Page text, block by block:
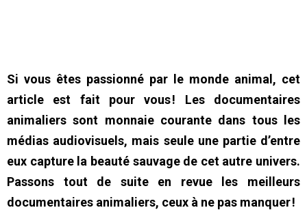
Si vous êtes passionné par le monde animal, cet
article est fait pour vous ! Les documentaires
animaliers sont monnaie courante dans tous les
médias audiovisuels, mais seule une partie d’entre
eux capture la beauté sauvage de cet autre univers.
Passons tout de suite en revue les meilleurs
documentaires animaliers, ceux à ne pas manquer !